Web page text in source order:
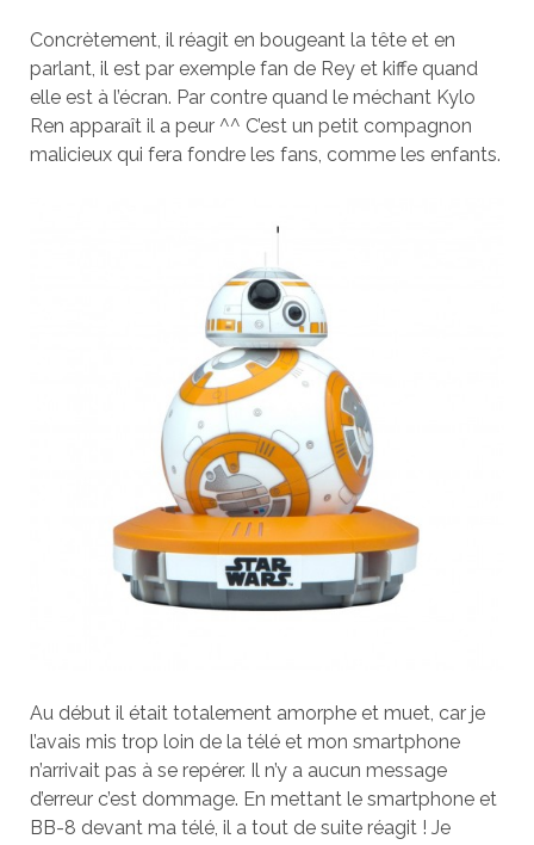
Concrètement, il réagit en bougeant la tête et en
parlant, il est par exemple fan de Rey et kiffe quand
elle est à l’écran. Par contre quand le méchant Kylo
Ren apparaît il a peur ^^ C’est un petit compagnon
malicieux qui fera fondre les fans, comme les enfants.
Au début il était totalement amorphe et muet, car je
l’avais mis trop loin de la télé et mon smartphone
n’arrivait pas à se repérer. Il n’y a aucun message
d’erreur c’est dommage. En mettant le smartphone et
BB-8 devant ma télé, il a tout de suite réagit ! Je